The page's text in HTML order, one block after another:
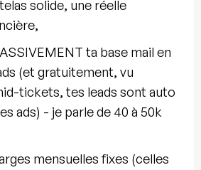
solide, une réelle
ta base mail en
(et gratuitement, vu
tickets, tes leads sont auto
ads) - je parle de 40 à 50k
mensuelles fixes (celles